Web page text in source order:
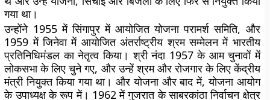
गया था।
उन्होंने 1955 में सिंगापुर में आयोजित योजना परामर्श समिति, और
1959 में जिनेवा में आयोजित अंतर्राष्ट्रीय श्रम सम्मेलन में भारतीय
प्रतिनिधिमंडल का नेतृत्व किया। श्री नंदा 1957 के आम चुनावों में
लोकसभा के लिए चुने गए, और उन्हें श्रम और रोजगार के लिए केंद्रीय
मंत्री नियुक्त किया गया था। और योजना और बाद में, योजना आयोग
के उपाध्यक्ष के रूप में। 1962 में गुजरात के साबरकांठा निर्वाचन क्षेत्र